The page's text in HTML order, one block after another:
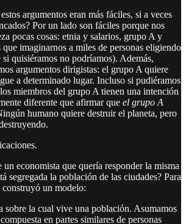
argumentos eran más fáciles, si a veces
Por un lado son fáciles porque nos
pocas cosas: etnia y salarios, grupo A y
imaginarnos a miles de personas eligiendo
quisiéramos no podríamos). Además,
argumentos dirigistas: el grupo A quiere
a determinado lugar. Incluso si pudiéramos
miembros del grupo A tienen una intención
diferente que afirmar que el grupo A
humano quiere destruir el planeta, pero
economista que quería responder la misma
segregada la población de las ciudades? Para
un modelo:
sobre la cual vive una población. Asumamos
en partes similares de personas